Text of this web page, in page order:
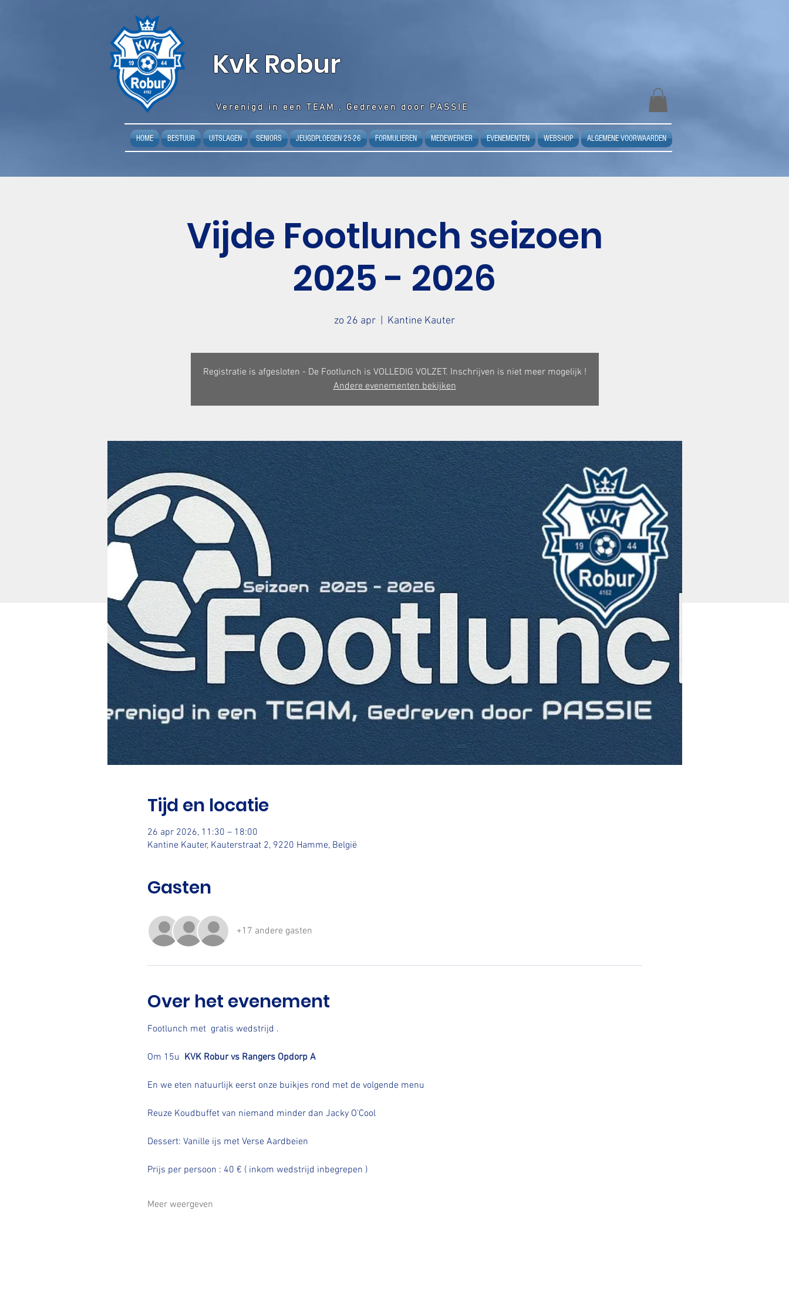
Kvk Robur
Verenigd in een TEAM , Gedreven door PASSIE
HOME BESTUUR UITSLAGEN SENIORS JEUGDPLOEGEN 25-26 FORMULIEREN MEDEWERKER EVENEMENTEN WEBSHOP ALGEMENE VOORWAARDEN
Vijde Footlunch seizoen
2025 - 2026
zo 26 apr Kantine Kauter
Registratie is afgesloten - De Footlunch is VOLLEDIG VOLZET. Inschrijven is niet meer mogelijk !
Andere evenementen bekijken
Tijd en locatie
26 apr 2026, 11:30 – 18:00
Kantine Kauter, Kauterstraat 2, 9220 Hamme, België
Gasten
+17 andere gasten
Over het evenement
Footlunch met  gratis wedstrijd .
Om 15u KVK Robur vs Rangers Opdorp A
En we eten natuurlijk eerst onze buikjes rond met de volgende menu
Reuze Koudbuffet van niemand minder dan Jacky O'Cool
Dessert: Vanille ijs met Verse Aardbeien
Prijs per persoon : 40 € ( inkom wedstrijd inbegrepen )
Meer weergeven